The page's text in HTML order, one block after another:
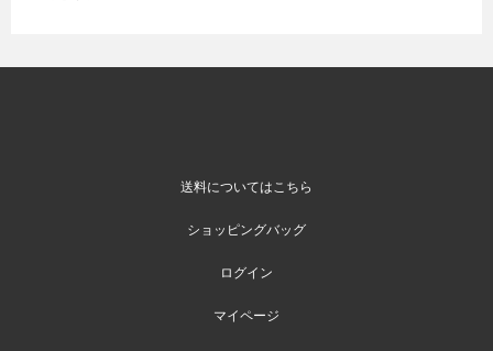
送料についてはこちら
ショッピングバッグ
ログイン
マイページ